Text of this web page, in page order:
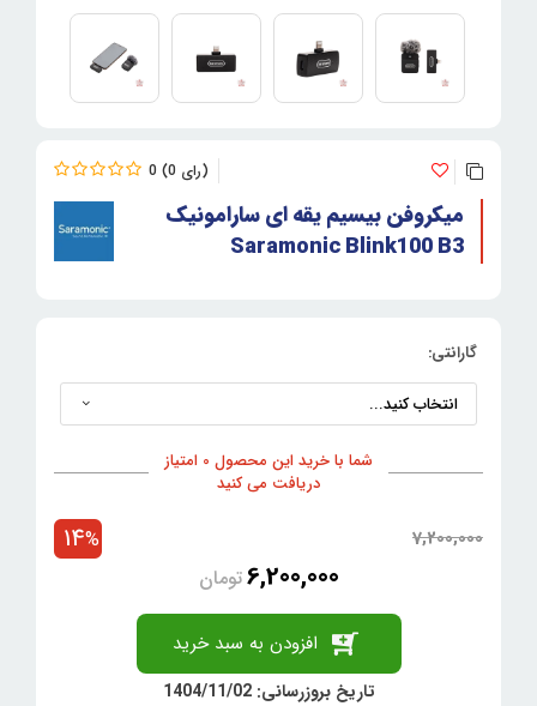
0 0
میکروفن بیسیم یقه ای سارامونیک
Saramonic Blink100 B3
گارانتی:
شما با خرید این محصول 0 امتیاز
دریافت می کنید
7,200,000
6,200,000تومان
14%
افزودن به سبد خرید
تاریخ بروزرسانی: 1404/11/02